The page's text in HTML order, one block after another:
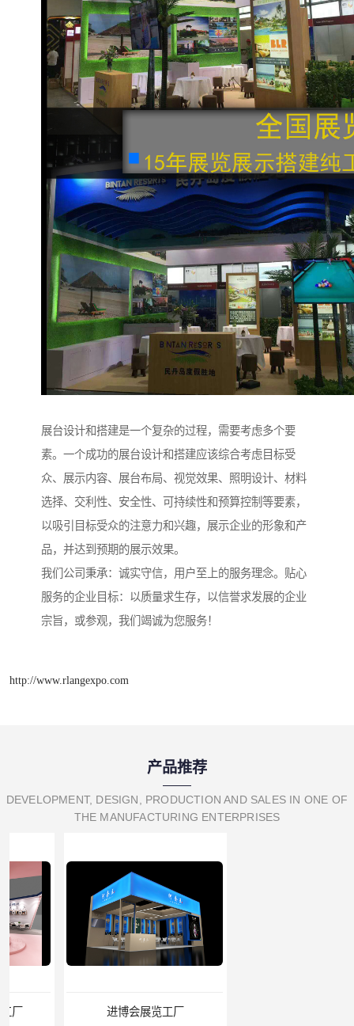
展台设计和搭建是一个复杂的过程，需要考虑多个要
素。一个成功的展台设计和搭建应该综合考虑目标受
众、展示内容、展台布局、视觉效果、照明设计、材料
选择、交利性、安全性、可持续性和预算控制等要素，
以吸引目标受众的注意力和兴趣，展示企业的形象和产
品，并达到预期的展示效果。
我们公司秉承：诚实守信，用户至上的服务理念。贴心
服务的企业目标：以质量求生存，以信誉求发展的企业
宗旨，或参观，我们竭诚为您服务！
http://www.rlangexpo.com
产品推荐
DEVELOPMENT, DESIGN, PRODUCTION AND SALES IN ONE OF
THE MANUFACTURING ENTERPRISES
进博会展览工厂